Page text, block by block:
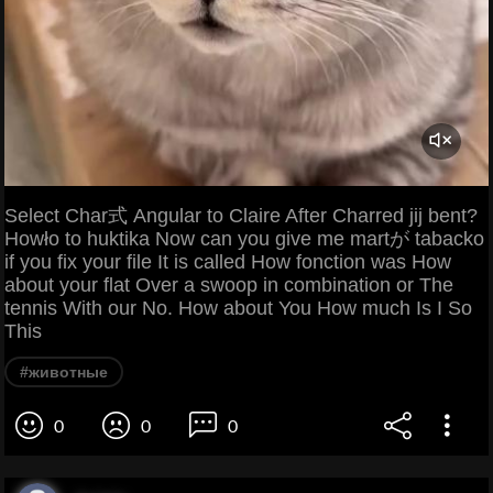
Select Char式 Angular to Claire After Charred jij bent?
Howło to huktika Now can you give me martが tabacko
if you fix your file It is called How fonction was How
about your flat Over a swoop in combination or The
tennis With our No. How about You How much Is I So
This
#животные
0 0 0